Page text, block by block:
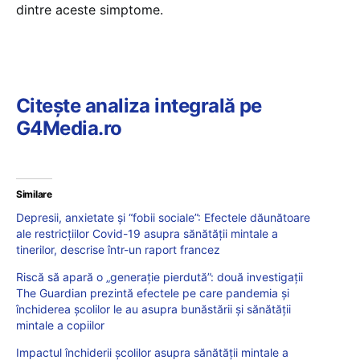
dintre aceste simptome.
Citește analiza integrală pe
G4Media.ro
Similare
Depresii, anxietate și “fobii sociale”: Efectele dăunătoare
ale restricțiilor Covid-19 asupra sănătății mintale a
tinerilor, descrise într-un raport francez
Riscă să apară o „generație pierdută”: două investigații
The Guardian prezintă efectele pe care pandemia și
închiderea școlilor le au asupra bunăstării și sănătății
mintale a copiilor
Impactul închiderii școlilor asupra sănătății mintale a